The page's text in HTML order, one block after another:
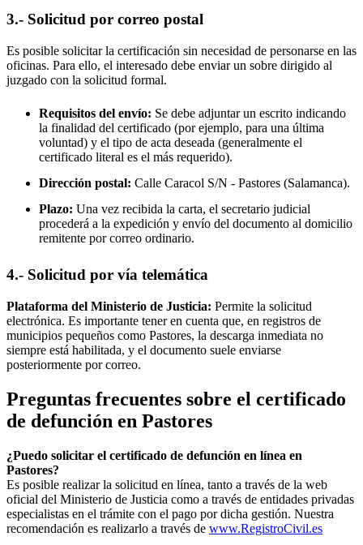
3.- Solicitud por correo postal
Es posible solicitar la certificación sin necesidad de personarse en las
oficinas. Para ello, el interesado debe enviar un sobre dirigido al
juzgado con la solicitud formal.
Requisitos del envío: Se debe adjuntar un escrito indicando
la finalidad del certificado (por ejemplo, para una última
voluntad) y el tipo de acta deseada (generalmente el
certificado literal es el más requerido).
Dirección postal: Calle Caracol S/N - Pastores (Salamanca).
Plazo: Una vez recibida la carta, el secretario judicial
procederá a la expedición y envío del documento al domicilio
remitente por correo ordinario.
4.- Solicitud por vía telemática
Plataforma del Ministerio de Justicia: Permite la solicitud
electrónica. Es importante tener en cuenta que, en registros de
municipios pequeños como Pastores, la descarga inmediata no
siempre está habilitada, y el documento suele enviarse
posteriormente por correo.
Preguntas frecuentes sobre el certificado
de defunción en Pastores
¿Puedo solicitar el certificado de defunción en línea en
Pastores?
Es posible realizar la solicitud en línea, tanto a través de la web
oficial del Ministerio de Justicia como a través de entidades privadas
especialistas en el trámite con el pago por dicha gestión. Nuestra
recomendación es realizarlo a través de www.RegistroCivil.es